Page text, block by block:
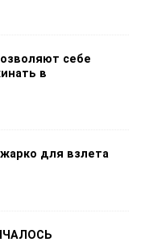
себе
в
для взлета